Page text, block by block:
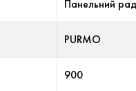
Панельний
PURMO
900